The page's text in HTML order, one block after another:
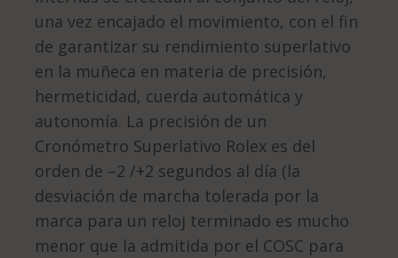
una vez encajado el movimiento, con el fin
de garantizar su rendimiento superlativo
en la muñeca en materia de precisión,
hermeticidad, cuerda automática y
autonomía. La precisión de un
Cronómetro Superlativo Rolex es del
orden de –2 /+2 segundos al día (la
desviación de marcha tolerada por la
marca para un reloj terminado es mucho
menor que la admitida por el COSC para